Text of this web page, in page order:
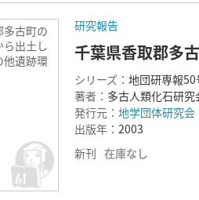
多古町の
ら出土し
他遺跡環
研究報告
千葉県香取郡多
シリーズ： 地団研専報50
著者： 多古人類化石研
発行元： 地学団体研究会
出版年： 2003
新刊 在庫なし